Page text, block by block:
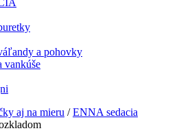
a pohovky
vankúše
aj na mieru /ENNA sedacia